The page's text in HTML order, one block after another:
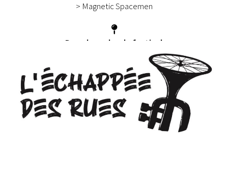
> Magnetic Spacemen
Dans le cadre du festival